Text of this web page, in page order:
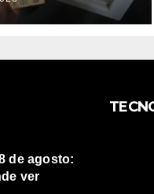
CON EL
AUMENTO
de agosto:
ver